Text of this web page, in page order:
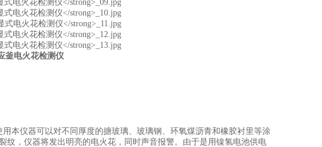
釜电火花检测仪
本仪器可以对不同厚度的搪玻璃、玻璃钢、环氧煤沥青和橡胶衬里等涂
纹，仪器将发出明亮的电火花，同时声音报警。由于是用镍氢电池供电